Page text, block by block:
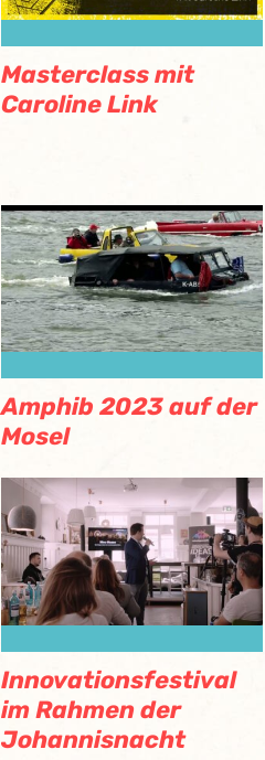
Masterclass mit
Caroline Link
Amphib 2023 auf der
Mosel
Innovationsfestival
im Rahmen der
Johannisnacht